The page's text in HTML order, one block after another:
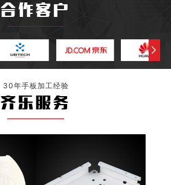
合作客户
30年手板加工经验
齐乐服务